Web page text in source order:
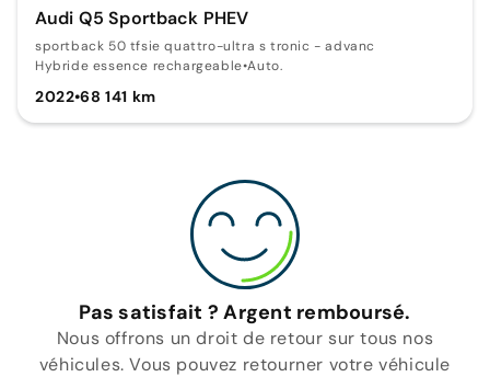
Audi Q5 Sportback PHEV
sportback 50 tfsie quattro-ultra s tronic - advanc
Hybride essence rechargeable•Auto.
2022•68 141 km
Pas satisfait ? Argent remboursé.
Nous offrons un droit de retour sur tous nos
véhicules. Vous pouvez retourner votre véhicule